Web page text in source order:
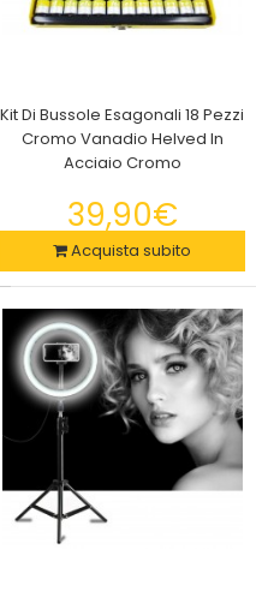
french terry uomo
Kit Di Bussole Esagonali 18 Pezzi
Cromo Vanadio Helved In
Acciaio Cromo
39,90€
Acquista subito